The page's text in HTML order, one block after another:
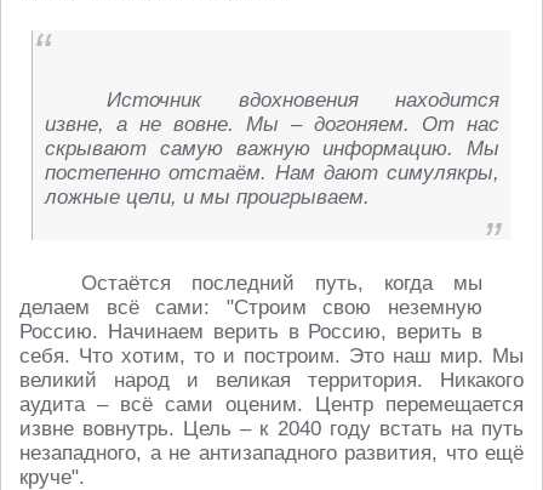
Источник вдохновения находится
извне, а не вовне. Мы – догоняем. От нас
скрывают самую важную информацию. Мы
постепенно отстаём. Нам дают симулякры,
ложные цели, и мы проигрываем.
Остаётся последний путь, когда мы
делаем всё сами: "Строим свою неземную
Россию. Начинаем верить в Россию, верить в
себя. Что хотим, то и построим. Это наш мир. Мы
великий народ и великая территория. Никакого
аудита – всё сами оценим. Центр перемещается
извне вовнутрь. Цель – к 2040 году встать на путь
незападного, а не антизападного развития, что ещё
круче".